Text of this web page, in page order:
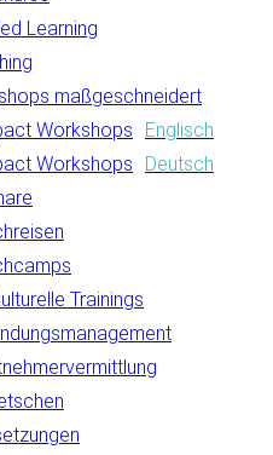
Learning
maßgeschneidert
Workshops
Englisch
Workshops
Deutsch
Trainings